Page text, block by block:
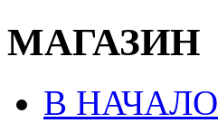
МАГАЗИН
В НАЧАЛО